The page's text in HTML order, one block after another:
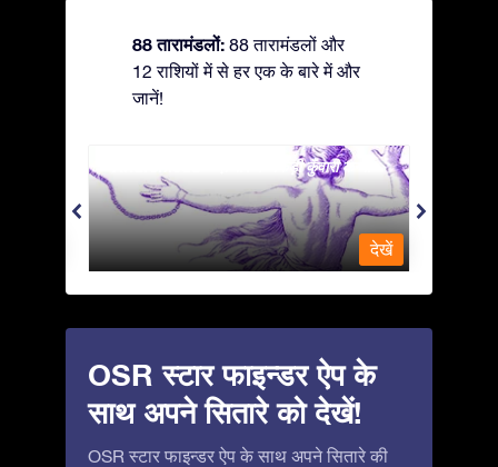
88 तारामंडलों: 88 तारामंडलों और
12 राशियों में से हर एक के बारे में और
जानें!
Andromeda - ज़ंजीर में जकड़ी कुँवारी कन्या
देखें
OSR स्टार फाइन्डर ऐप के
साथ अपने सितारे को देखें!
OSR स्टार फाइन्डर ऐप के साथ अपने सितारे की